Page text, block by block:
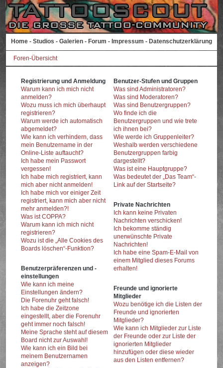
Home - Studios - Galerien - Forum - Impressum - Datenschutzerklärung
Foren-Übersicht
Registrierung und Anmeldung
Warum kann ich mich nicht
anmelden?
Wozu muss ich mich überhaupt
registrieren?
Warum werde ich automatisch
abgemeldet?
Wie kann ich verhindern, dass
mein Benutzername in der
Online-Liste auftaucht?
Ich habe mein Passwort
vergessen!
Ich habe mich registriert, kann
mich aber nicht anmelden!
Ich habe mich vor einiger Zeit
registriert, kann mich aber nicht
mehr anmelden?!
Was ist COPPA?
Warum kann ich mich nicht
registrieren?
Wozu ist die „Alle Cookies des
Boards löschen“-Funktion?
Benutzerpräferenzen und -
einstellungen
Wie kann ich meine
Einstellungen ändern?
Die Forenuhr geht falsch!
Ich habe die Zeitzone
eingestellt, aber die Forenuhr
geht immer noch falsch!
Meine Sprache steht auf diesem
Board nicht zur Auswahl!
Wie kann ich ein Bild bei
meinem Benutzernamen
anzeigen?
Benutzer-Stufen und Gruppen
Was sind Administratoren?
Was sind Moderatoren?
Was sind Benutzergruppen?
Wo finde ich die
Benutzergruppen und wie trete
ich ihnen bei?
Wie werde ich Gruppenleiter?
Weshalb werden verschiedene
Benutzergruppen farbig
dargestellt?
Was ist eine Hauptgruppe?
Was bedeutet der „Das Team“-
Link auf der Startseite?
Private Nachrichten
Ich kann keine Privaten
Nachrichten verschicken!
Ich bekomme ständig
unerwünschte Private
Nachrichten!
Ich habe eine Spam-E-Mail von
einem Mitglied dieses Forums
erhalten!
Freunde und ignorierte
Mitglieder
Wozu benötige ich die Listen der
Freunde und ignorierten
Mitglieder?
Wie kann ich Mitglieder zur Liste
der Freunde oder zur Liste der
ignorierten Mitglieder
hinzufügen oder diese wieder
aus den Listen entfernen?